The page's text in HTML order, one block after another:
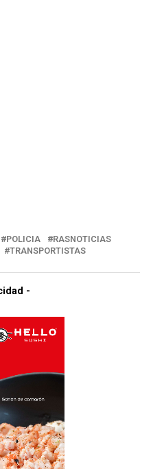
POLICIA
RASNOTICIAS
TRANSPORTISTAS
-